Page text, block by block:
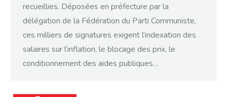
recueillies. Déposées en préfecture par la
délégation de la Fédération du Parti Communiste,
ces milliers de signatures exigent l’indexation des
salaires sur l’inflation, le blocage des prix, le
conditionnement des aides publiques…